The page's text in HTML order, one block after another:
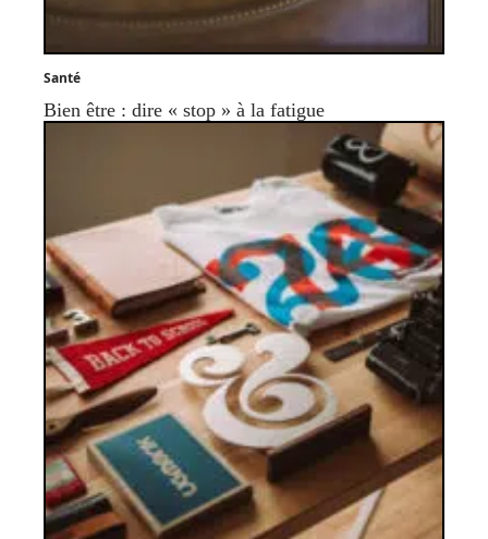
Santé
Bien être : dire « stop » à la fatigue